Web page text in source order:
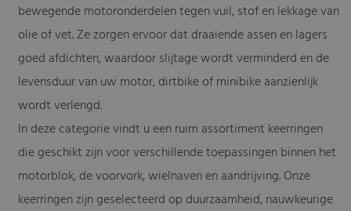
bewegende motoronderdelen tegen vuil, stof en lekkage van
olie of vet. Ze zorgen ervoor dat draaiende assen en lagers
goed afdichten, waardoor slijtage wordt verminderd en de
levensduur van uw motor, dirtbike of minibike aanzienlijk
wordt verlengd.
In deze categorie vindt u een ruim assortiment keerringen
die geschikt zijn voor verschillende toepassingen binnen het
motorblok, de voorvork, wielnaven en aandrijving. Onze
keerringen zijn geselecteerd op duurzaamheid, nauwkeurige